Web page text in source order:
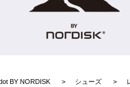
BY NORDISK シューズ